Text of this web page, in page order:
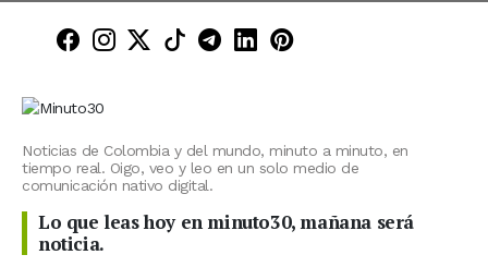
Minuto30 en Facebook
Minuto30 en Instagram
Minuto30 en X (Twitter)
Minuto30 en TikTok
Canal de Minuto30 en
Minuto30 en LinkedIn
Minuto30 en
Noticias de Colombia y del mundo, minuto a minuto, en
tiempo real. Oigo, veo y leo en un solo medio de
comunicación nativo digital.
Lo que leas hoy en minuto30, mañana será
noticia.